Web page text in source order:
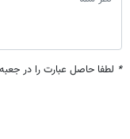
* لطفا حاصل عبارت را در